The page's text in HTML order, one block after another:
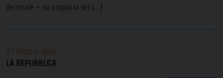
decretare – su proposta del […]
27 Ottobre 2023
LA REPUBBLICA